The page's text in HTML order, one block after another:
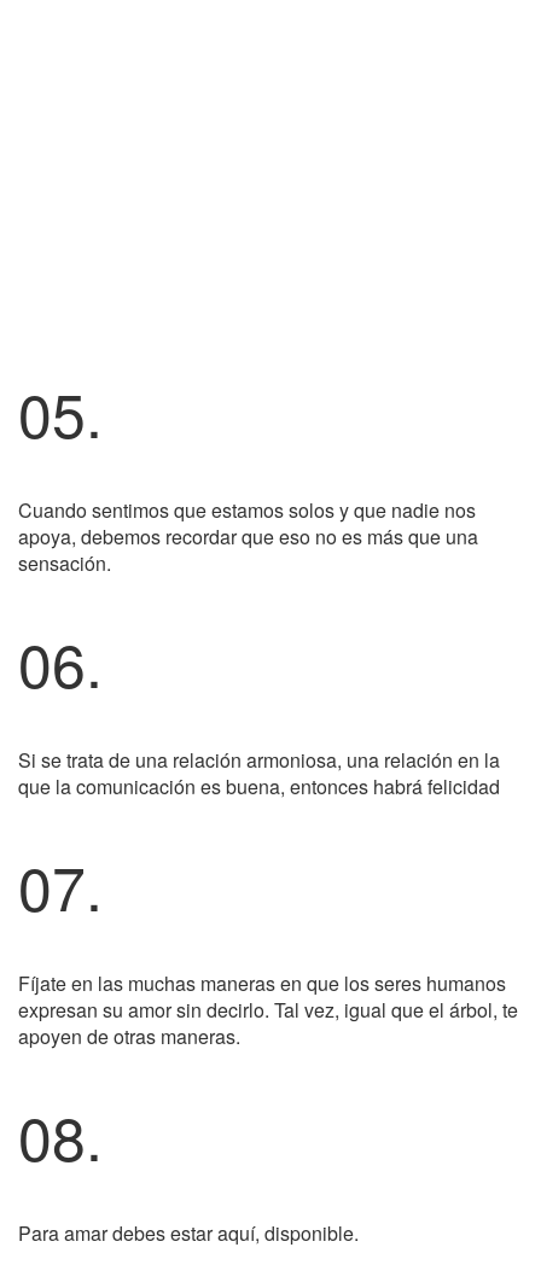
05.
Cuando sentimos que estamos solos y que nadie nos
apoya, debemos recordar que eso no es más que una
sensación.
06.
Si se trata de una relación armoniosa, una relación en la
que la comunicación es buena, entonces habrá felicidad
07.
Fíjate en las muchas maneras en que los seres humanos
expresan su amor sin decirlo. Tal vez, igual que el árbol, te
apoyen de otras maneras.
08.
Para amar debes estar aquí, disponible.